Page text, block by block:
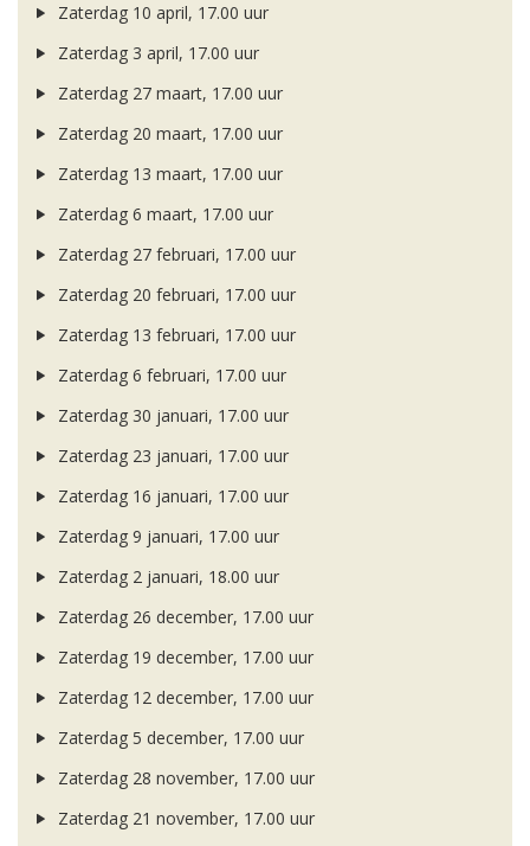
Zaterdag 10 april, 17.00 uur
Zaterdag 3 april, 17.00 uur
Zaterdag 27 maart, 17.00 uur
Zaterdag 20 maart, 17.00 uur
Zaterdag 13 maart, 17.00 uur
Zaterdag 6 maart, 17.00 uur
Zaterdag 27 februari, 17.00 uur
Zaterdag 20 februari, 17.00 uur
Zaterdag 13 februari, 17.00 uur
Zaterdag 6 februari, 17.00 uur
Zaterdag 30 januari, 17.00 uur
Zaterdag 23 januari, 17.00 uur
Zaterdag 16 januari, 17.00 uur
Zaterdag 9 januari, 17.00 uur
Zaterdag 2 januari, 18.00 uur
Zaterdag 26 december, 17.00 uur
Zaterdag 19 december, 17.00 uur
Zaterdag 12 december, 17.00 uur
Zaterdag 5 december, 17.00 uur
Zaterdag 28 november, 17.00 uur
Zaterdag 21 november, 17.00 uur